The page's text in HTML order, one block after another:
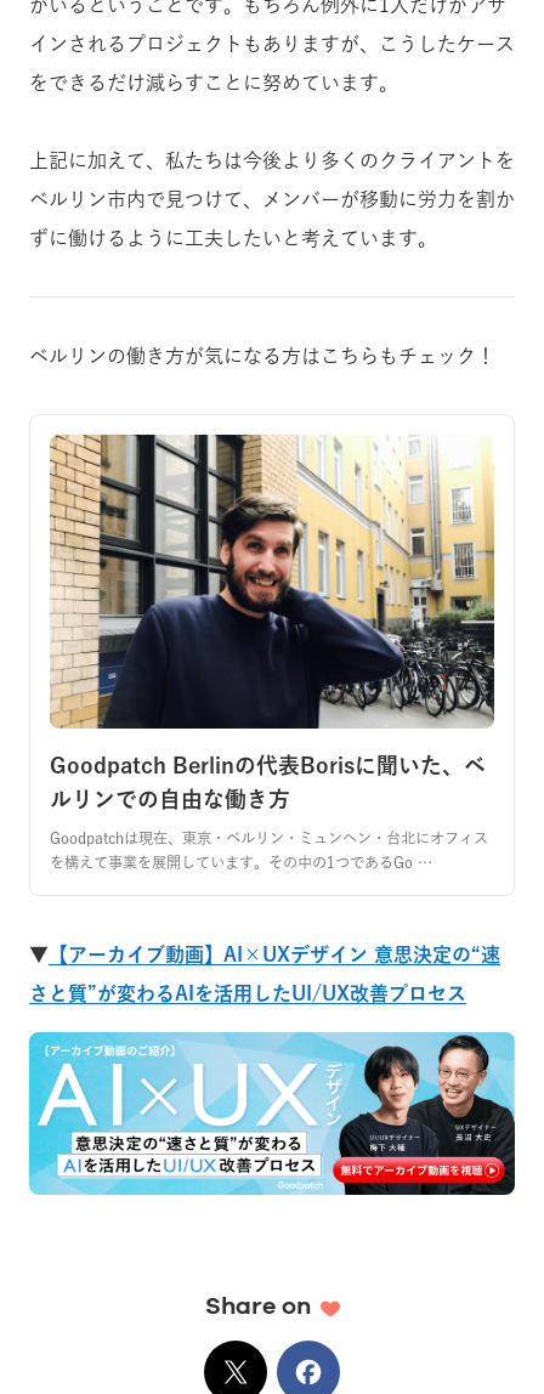
がいるということです。もちろん例外に1人だけがアサ
インされるプロジェクトもありますが、こうしたケース
をできるだけ減らすことに努めています。
上記に加えて、私たちは今後より多くのクライアントを
ベルリン市内で見つけて、メンバーが移動に労力を割か
ずに働けるように工夫したいと考えています。
ベルリンの働き方が気になる方はこちらもチェック！
Goodpatch Berlinの代表Borisに聞いた、ベ
ルリンでの自由な働き方
Goodpatchは現在、東京・ベルリン・ミュンヘン・台北にオフィス
を構えて事業を展開しています。その中の1つであるGo …
▼ 【アーカイブ動画】AI×UXデザイン 意思決定の“速
さと質”が変わるAIを活用したUI/UX改善プロセス
Share on
XでシェアFacebook